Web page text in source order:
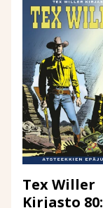
Tex Willer
Kirjasto 80: